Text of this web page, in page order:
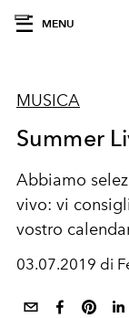
MENU
MUSICA
Summer
Abbiamo
vivo: vi
vostro
03.07.2019 di